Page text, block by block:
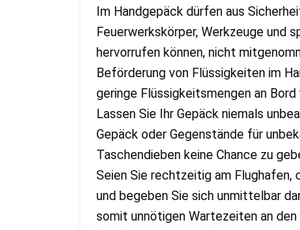
Im Handgepäck dürfen aus
Feuerwerkskörper, Werkzeuge und
hervorrufen können, nicht
Beförderung von Flüssigkeiten im
geringe Flüssigkeitsmengen an
Lassen Sie Ihr Gepäck niemals
Gepäck oder Gegenstände für
Taschendieben keine Chance zu
Seien Sie rechtzeitig am
und begeben Sie sich unmittelbar
somit unnötigen Wartezeiten an